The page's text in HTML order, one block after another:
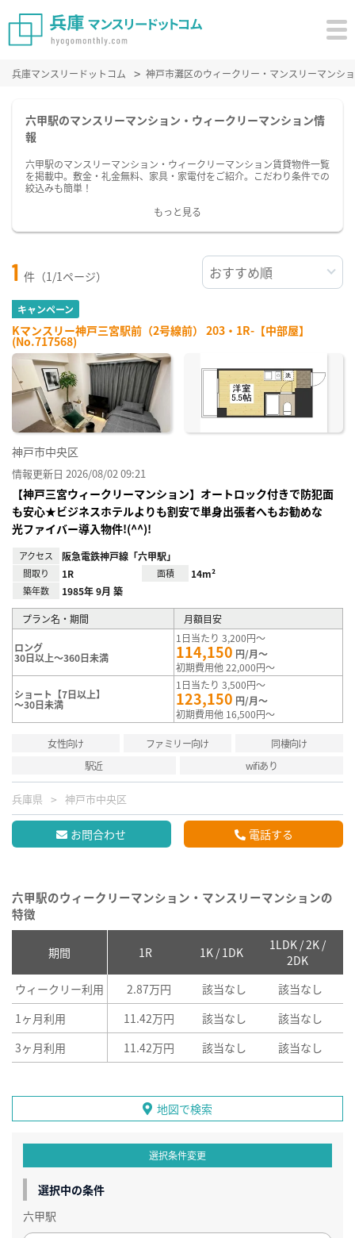
兵庫マンスリードットコム 神戸市灘区のウィークリー・マンスリーマンシ
六甲駅のマンスリーマンション・ウィークリーマンション情
報
六甲駅のマンスリーマンション・ウィークリーマンション賃貸物件一覧
を掲載中。敷金・礼金無料、家具・家電付をご紹介。こだわり条件での
絞込みも簡単！
もっと見る
1 件（1/1ページ）
キャンペーン
Kマンスリー神戸三宮駅前（2号線前） 203・1R-【中部屋】
(No.717568)
神戸市中央区
情報更新日 2026/08/02 09:21
【神戸三宮ウィークリーマンション】オートロック付きで防犯面
も安心★ビジネスホテルよりも割安で単身出張者へもお勧めな
光ファイバー導入物件!(^^)!
アクセス 阪急電鉄神戸線「六甲駅」
間取り 1R 面積 14m²
築年数 1985年 9月 築
プラン名・期間 月額目安
ロング
30日以上～360日未満
1日当たり 3,200円～
114,150 円/月～
初期費用他 22,000円～
ショート【7日以上】
～30日未満
1日当たり 3,500円～
123,150 円/月～
初期費用他 16,500円～
女性向け ファミリー向け
同棲向け
駅近
wifiあり
兵庫県 神戸市中央区
お問合わせ 電話する
六甲駅のウィークリーマンション・マンスリーマンションの
特徴
期間 1R 1K / 1DK
1LDK / 2K /
2DK
ウィークリー利用 2.87万円 該当なし 該当なし
1ヶ月利用
11.42万円 該当なし 該当なし
3ヶ月利用
11.42万円 該当なし 該当なし
地図で検索
選択条件変更
選択中の条件
六甲駅